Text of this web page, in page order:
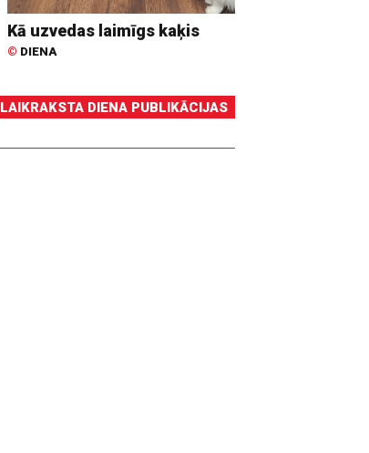
Kā uzvedas laimīgs kaķis
© DIENA
LAIKRAKSTA DIENA PUBLIKĀCIJAS